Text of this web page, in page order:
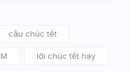
câu chúc tết
lời chúc tết hay